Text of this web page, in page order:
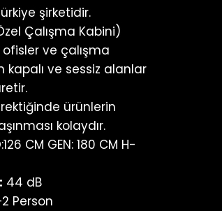
şirketidir.
Çalışma Kabini)
ve çalışma
kapalı ve sessiz alanlar
ürünlerin
kolaydır.
CM GEN: 180 CM H-
44 dB
Person